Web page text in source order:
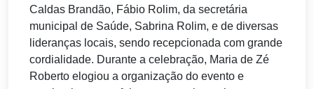
Caldas Brandão, Fábio Rolim, da secretária
municipal de Saúde, Sabrina Rolim, e de diversas
lideranças locais, sendo recepcionada com grande
cordialidade. Durante a celebração, Maria de Zé
Roberto elogiou a organização do evento e